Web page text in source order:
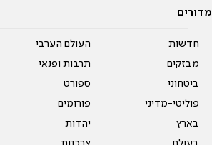
מדורים
חדשות
מבזקים
ביטחוני
פוליטי-מדיני
בארץ
העולם הערבי
תרבות ופנאי
ספורט
פורומים
יהדות